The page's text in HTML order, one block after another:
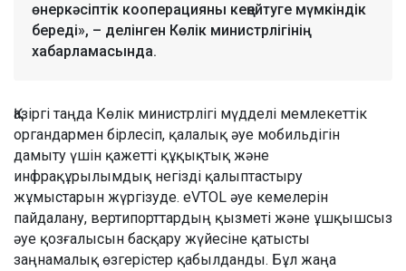
өнеркәсіптік кооперацияны кеңейтуге мүмкіндік
береді», – делінген Көлік министрлігінің
хабарламасында.
Қазіргі таңда Көлік министрлігі мүдделі мемлекеттік
органдармен бірлесіп, қалалық әуе мобильдігін
дамыту үшін қажетті құқықтық және
инфрақұрылымдық негізді қалыптастыру
жұмыстарын жүргізуде. eVTOL әуе кемелерін
пайдалану, вертипорттардың қызметі және ұшқышсыз
әуе қозғалысын басқару жүйесіне қатысты
заңнамалық өзгерістер қабылданды. Бұл жаңа